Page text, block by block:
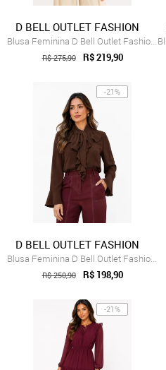
D BELL OUTLET FASHION
Blusa Feminina D Bell Outlet Fashion Chi...
R$ 275,90 R$ 219,90
-21%
D BELL OUTLET FASHION
Blusa Feminina D Bell Outlet Fashion Rom...
R$ 250,90 R$ 198,90
-21%